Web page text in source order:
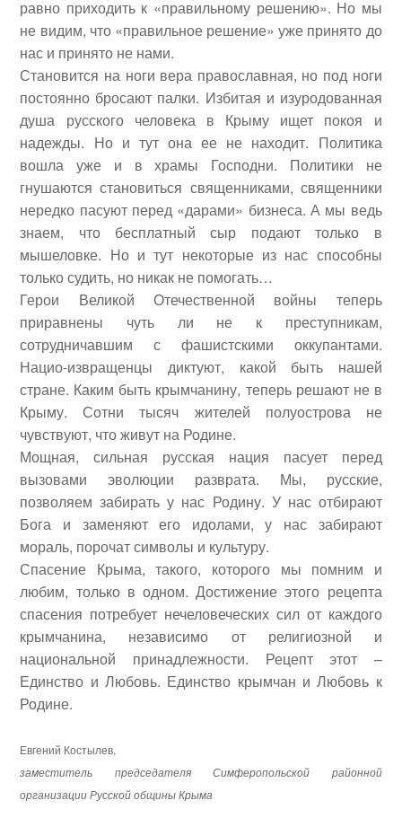
равно приходить к «правильному решению». Но мы
не видим, что «правильное решение» уже принято до
нас и принято не нами.
Становится на ноги вера православная, но под ноги
постоянно бросают палки. Избитая и изуродованная
душа русского человека в Крыму ищет покоя и
надежды. Но и тут она ее не находит. Политика
вошла уже и в храмы Господни. Политики не
гнушаются становиться священниками, священники
нередко пасуют перед «дарами» бизнеса. А мы ведь
знаем, что бесплатный сыр подают только в
мышеловке. Но и тут некоторые из нас способны
только судить, но никак не помогать…
Герои Великой Отечественной войны теперь
приравнены чуть ли не к преступникам,
сотрудничавшим с фашистскими оккупантами.
Нацио-извращенцы диктуют, какой быть нашей
стране. Каким быть крымчанину, теперь решают не в
Крыму. Сотни тысяч жителей полуострова не
чувствуют, что живут на Родине.
Мощная, сильная русская нация пасует перед
вызовами эволюции разврата. Мы, русские,
позволяем забирать у нас Родину. У нас отбирают
Бога и заменяют его идолами, у нас забирают
мораль, порочат символы и культуру.
Спасение Крыма, такого, которого мы помним и
любим, только в одном. Достижение этого рецепта
спасения потребует нечеловеческих сил от каждого
крымчанина, независимо от религиозной и
национальной принадлежности. Рецепт этот –
Единство и Любовь. Единство крымчан и Любовь к
Родине.
Евгений Костылев,
заместитель председателя Симферопольской районной
организации Русской общины Крыма